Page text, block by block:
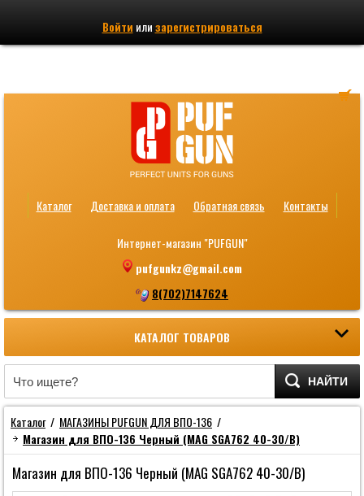
Войти илизарегистрироваться
Каталог Доставка и оплата Обратная связь Контакты
Интернет-магазин "PUFGUN"
pufgunkz@gmail.com
8(702)7147624
КАТАЛОГ ТОВАРОВ
НАЙТИ
Каталог / МАГАЗИНЫ PUFGUN ДЛЯ ВПО-136 /
Магазин для ВПО-136 Черный (MAG SGA762 40-30/B)
Магазин для ВПО-136 Черный (MAG SGA762 40-30/B)